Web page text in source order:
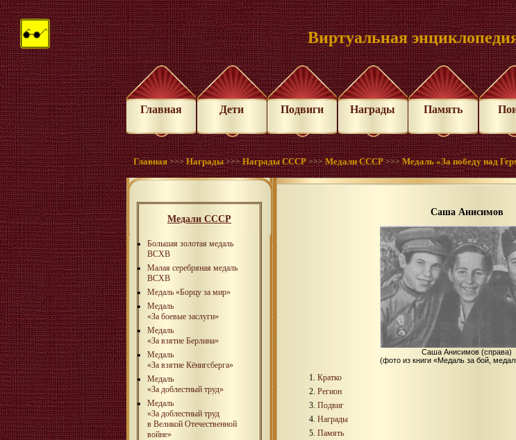
Виртуальная
Главная Дети Подвиги Награды Память
Главная >>>Награды >>>Награды СССР >>>Медали СССР >>>Медаль «За победу над
Медали СССР
Большая золотая медаль
ВСХВ
Малая серебряная медаль
ВСХВ
Медаль «Борцу за мир»
Медаль
«За боевые заслуги»
Медаль
«За взятие Берлина»
Медаль
«За взятие Кёнигсберга»
Медаль
«За доблестный труд»
Медаль
«За доблестный труд
в Великой Отечественной
войне»
Саша Анисимов
Саша Анисимов (справа)
(фото из книги «Медаль за бой,
Кратко
Регион
Подвиг
Награды
Память